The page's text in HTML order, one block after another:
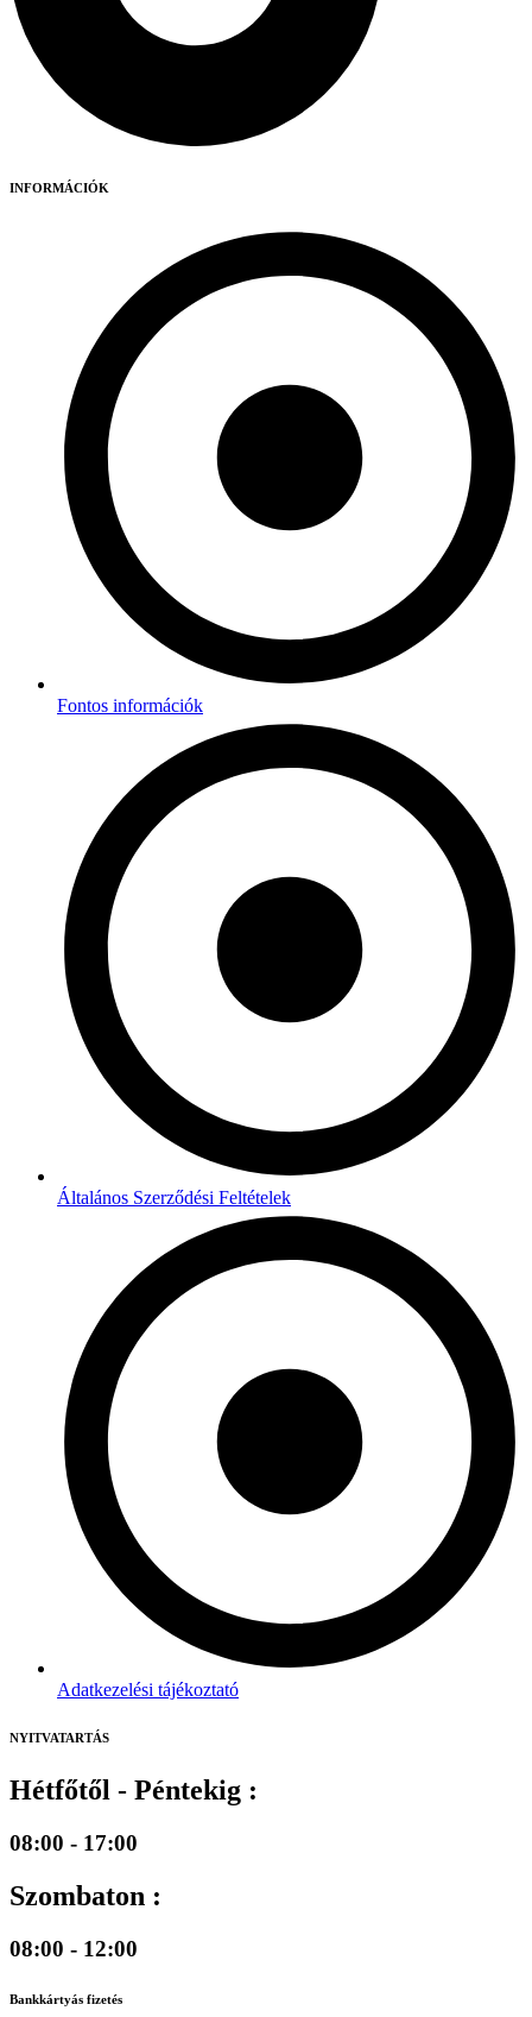
INFORMÁCIÓK
Fontos információk
Általános Szerződési Feltételek
Adatkezelési tájékoztató
NYITVATARTÁS
Hétfőtől - Péntekig :
08:00 - 17:00
Szombaton :
08:00 - 12:00
Bankkártyás fizetés